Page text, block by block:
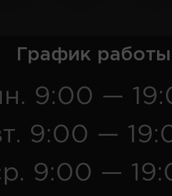
График
9:00 —
9:00 —
9:00 —